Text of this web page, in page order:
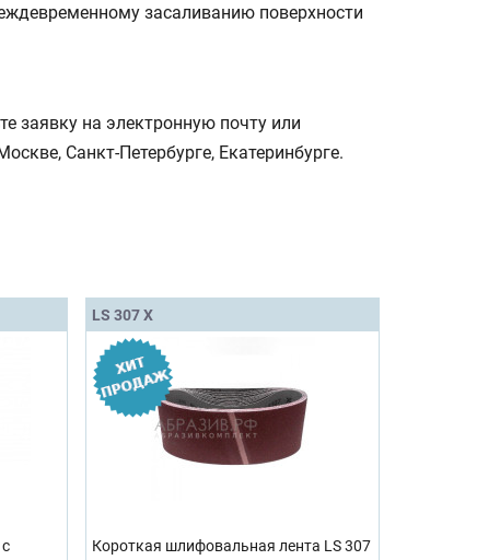
засаливанию поверхности
заявку на электронную почту или
Санкт-Петербурге, Екатеринбурге.
LS 307 X
Короткая шлифовальная лента LS 307